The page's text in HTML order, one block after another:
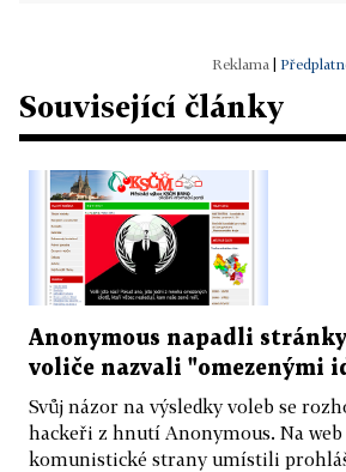
Související články
Anonymous napadli
voliče nazvali "omezenými
Svůj názor na výsledky voleb se
hackeři z hnutí Anonymous. Na
komunistické strany umístili